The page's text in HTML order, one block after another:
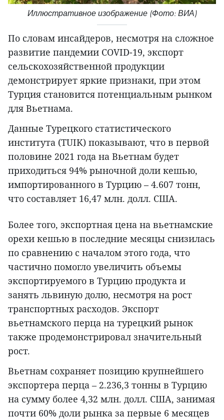
Иллюстративное изображение (Фото: ВИА)
По словам инсайдеров, несмотря на сложное
развитие пандемии COVID-19, экспорт
сельскохозяйственной продукции
демонстрирует яркие признаки, при этом
Турция становится потенциальным рынком
для Вьетнама.
Данные Турецкого статистического
института (TUIK) показывают, что в первой
половине 2021 года на Вьетнам будет
приходиться 94% рыночной доли кешью,
импортированного в Турцию – 4.607 тонн,
что составляет 16,47 млн. долл. США.
Более того, экспортная цена на вьетнамские
орехи кешью в последние месяцы снизилась
по сравнению с началом этого года, что
частично помогло увеличить объемы
экспортируемого в Турцию продукта и
занять львиную долю, несмотря на рост
транспортных расходов. Экспорт
вьетнамского перца на турецкий рынок
также продемонстрировал значительный
рост.
Вьетнам сохраняет позицию крупнейшего
экспортера перца – 2.236,3 тонны в Турцию
на сумму более 4,32 млн. долл. США, занимая
почти 60% доли рынка за первые 6 месяцев